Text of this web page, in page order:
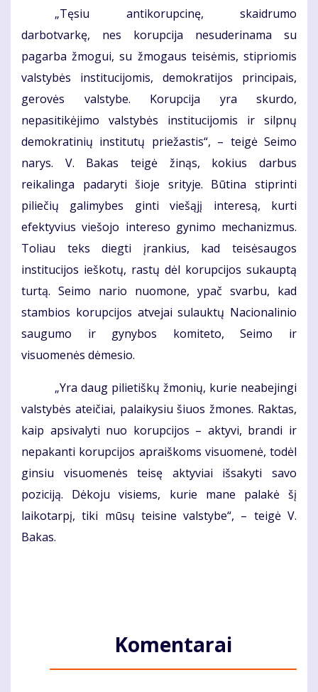
„Tęsiu antikorupcinę, skaidrumo
darbotvarkę, nes korupcija nesuderinama su
pagarba žmogui, su žmogaus teisėmis, stipriomis
valstybės institucijomis, demokratijos principais,
gerovės valstybe. Korupcija yra skurdo,
nepasitikėjimo valstybės institucijomis ir silpnų
demokratinių institutų priežastis“, – teigė Seimo
narys. V. Bakas teigė žinąs, kokius darbus
reikalinga padaryti šioje srityje. Būtina stiprinti
piliečių galimybes ginti viešąjį interesą, kurti
efektyvius viešojo intereso gynimo mechanizmus.
Toliau teks diegti įrankius, kad teisėsaugos
institucijos ieškotų, rastų dėl korupcijos sukauptą
turtą. Seimo nario nuomone, ypač svarbu, kad
stambios korupcijos atvejai sulauktų Nacionalinio
saugumo ir gynybos komiteto, Seimo ir
visuomenės dėmesio.
„Yra daug pilietiškų žmonių, kurie neabejingi
valstybės ateičiai, palaikysiu šiuos žmones. Raktas,
kaip apsivalyti nuo korupcijos – aktyvi, brandi ir
nepakanti korupcijos apraiškoms visuomenė, todėl
ginsiu visuomenės teisę aktyviai išsakyti savo
poziciją. Dėkoju visiems, kurie mane palakė šį
laikotarpį, tiki mūsų teisine valstybe“, – teigė V.
Bakas.
Komentarai